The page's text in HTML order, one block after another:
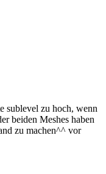
sublevel zu hoch, wenn
beiden Meshes haben
zu machen^^ vor